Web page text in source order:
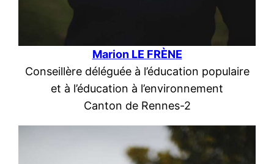
Marion LE FRÈNE
Conseillère déléguée à l’éducation populaire
et à l’éducation à l’environnement
Canton de Rennes-2